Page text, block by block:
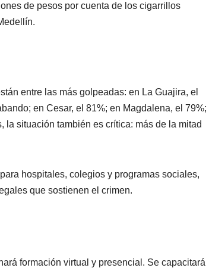
de pesos por cuenta de los cigarrillos
entre las más golpeadas: en La Guajira, el
en Cesar, el 81%; en Magdalena, el 79%;
la situación también es crítica: más de la mitad
hospitales, colegios y programas sociales,
que sostienen el crimen.
formación virtual y presencial. Se capacitará